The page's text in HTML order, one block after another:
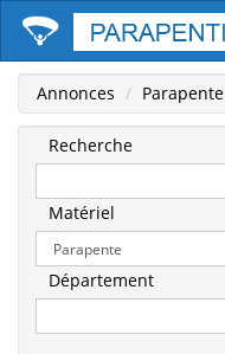
Annonces Parapente
Recherche
Matériel
Département